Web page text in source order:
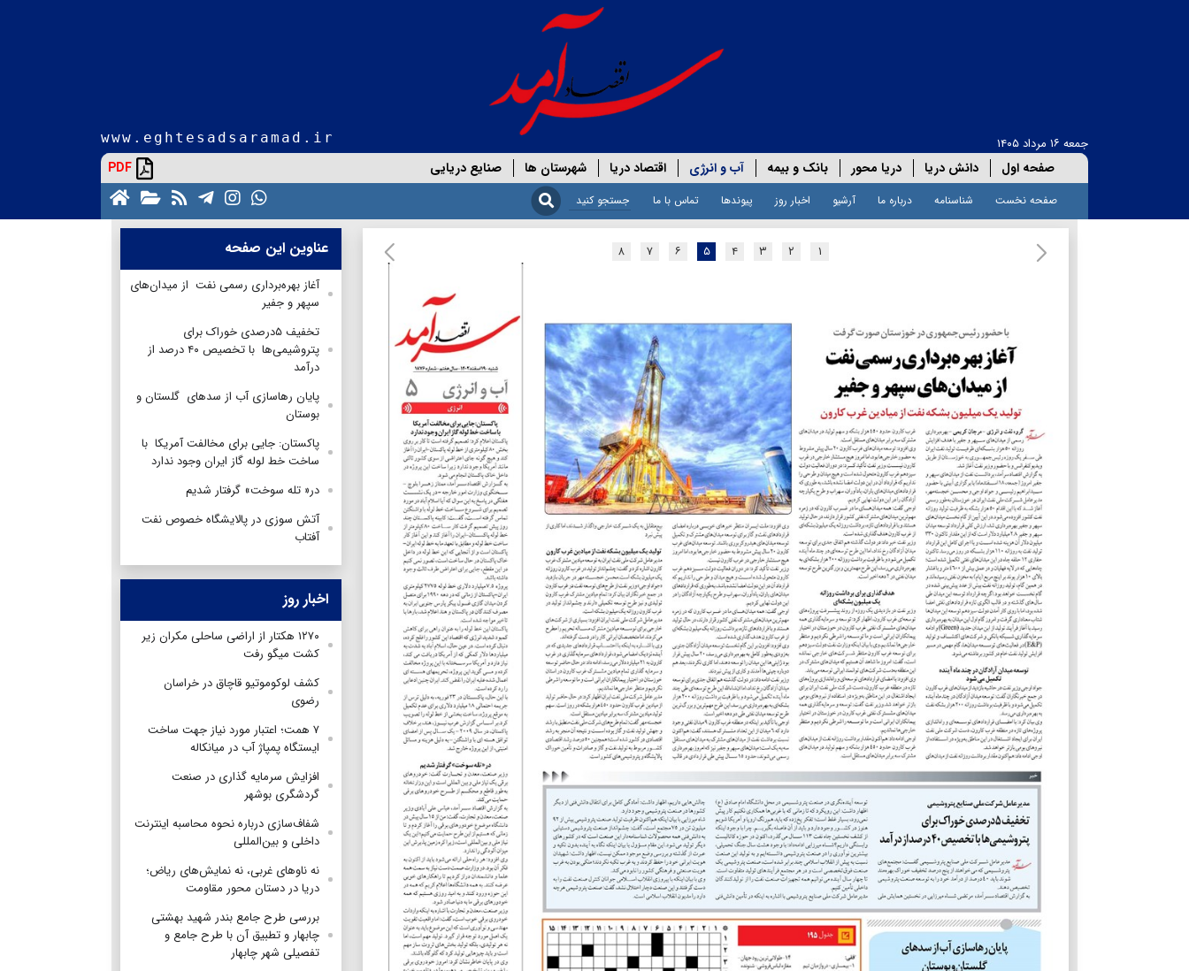
جمعه ۱۶ مرداد ۱۴۰۵ www.eghtesadsaramad.ir
صفحه اول دانش دریا دریا محور بانک و بیمه آب و انرژی اقتصاد دریا شهرستان ها صنایع دریایی PDF
صفحه نخست شناسنامه درباره ما آرشیو اخبار روز پیوندها تماس با ما
۱ ۲ ۳ ۴ ۵ ۶ ۷ ۸ عناوین این صفحه
آغاز بهره‌برداری رسمی نفت از میدان‌های
سپهر و جفیر
تخفیف ۵درصدی خوراک برای
پتروشیمی‌ها با تخصیص ۴۰ درصد از
درآمد
پایان رهاسازی آب از سدهای گلستان و
بوستان
پاکستان: جایی برای مخالفت آمریکا با
ساخت خط لوله گاز ایران وجود ندارد
در« تله سوخت» گرفتار شدیم
آتش سوزی در پالایشگاه خصوص نفت
آفتاب
اخبار روز
۱۲۷۰ هکتار از اراضی ساحلی مکران زیر
کشت میگو رفت
کشف لوکوموتیو قاچاق در خراسان
رضوی
۷ همت؛ اعتبار مورد نیاز جهت ساخت
ایستگاه پمپاژ آب در میانکاله
افزایش سرمایه گذاری در صنعت
گردشگری بوشهر
شفاف‌سازی درباره نحوه محاسبه اینترنت
داخلی و بین‌المللی
نه ناوهای غربی، نه نمایش‌های ریاض؛
دریا در دستان محور مقاومت
بررسی طرح جامع بندر شهید بهشتی
چابهار و تطبیق آن با طرح جامع و
تفصیلی شهر چابهار